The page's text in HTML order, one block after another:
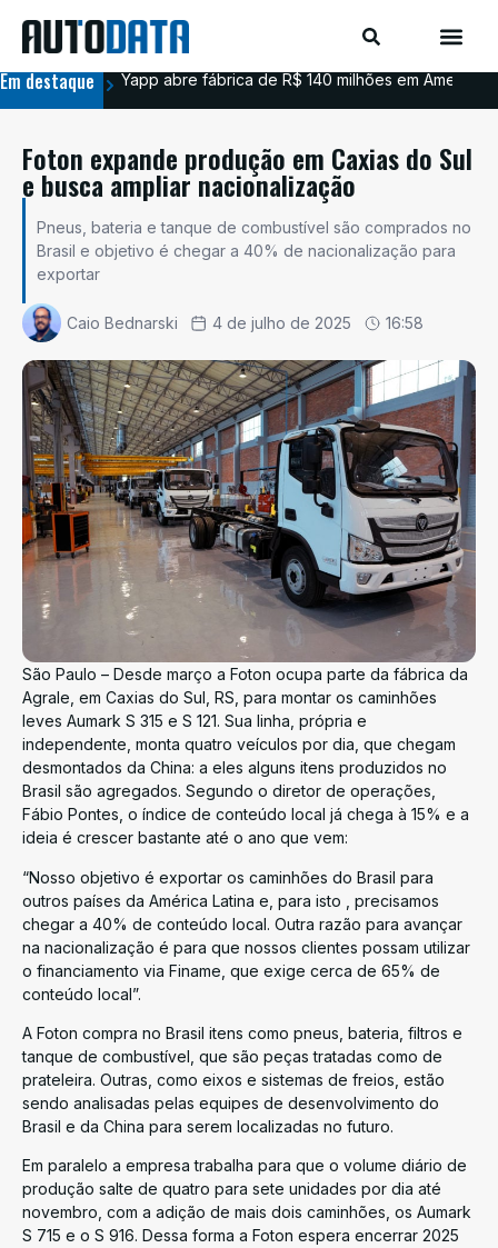
Em destaque Yapp abre fábrica de R$ 140 milhões em
Foton expande produção em Caxias do Sul
e busca ampliar nacionalização
Pneus, bateria e tanque de combustível são comprados no
Brasil e objetivo é chegar a 40% de nacionalização para
exportar
Caio Bednarski 4 de julho de 2025 16:58
São Paulo – Desde março a Foton ocupa parte da fábrica da
Agrale, em Caxias do Sul, RS, para montar os caminhões
leves Aumark S 315 e S 121. Sua linha, própria e
independente, monta quatro veículos por dia, que chegam
desmontados da China: a eles alguns itens produzidos no
Brasil são agregados. Segundo o diretor de operações,
Fábio Pontes, o índice de conteúdo local já chega à 15% e a
ideia é crescer bastante até o ano que vem:
“Nosso objetivo é exportar os caminhões do Brasil para
outros países da América Latina e, para isto , precisamos
chegar a 40% de conteúdo local. Outra razão para avançar
na nacionalização é para que nossos clientes possam utilizar
o financiamento via Finame, que exige cerca de 65% de
conteúdo local”.
A Foton compra no Brasil itens como pneus, bateria, filtros e
tanque de combustível, que são peças tratadas como de
prateleira. Outras, como eixos e sistemas de freios, estão
sendo analisadas pelas equipes de desenvolvimento do
Brasil e da China para serem localizadas no futuro.
Em paralelo a empresa trabalha para que o volume diário de
produção salte de quatro para sete unidades por dia até
novembro, com a adição de mais dois caminhões, os Aumark
S 715 e o S 916. Dessa forma a Foton espera encerrar 2025